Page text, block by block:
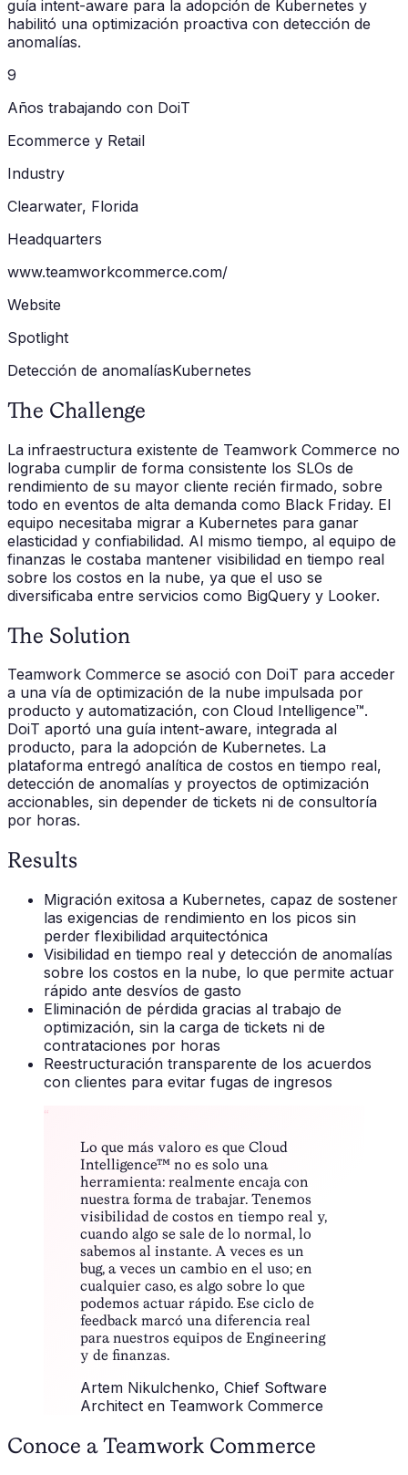
guía intent-aware para la adopción de Kubernetes y
habilitó una optimización proactiva con detección de
anomalías.
9
Años trabajando con DoiT
Ecommerce y Retail
Industry
Clearwater, Florida
Headquarters
www.teamworkcommerce.com/
Website
Spotlight
Detección de anomalíasKubernetes
The Challenge
La infraestructura existente de Teamwork Commerce no
lograba cumplir de forma consistente los SLOs de
rendimiento de su mayor cliente recién firmado, sobre
todo en eventos de alta demanda como Black Friday. El
equipo necesitaba migrar a Kubernetes para ganar
elasticidad y confiabilidad. Al mismo tiempo, al equipo de
finanzas le costaba mantener visibilidad en tiempo real
sobre los costos en la nube, ya que el uso se
diversificaba entre servicios como BigQuery y Looker.
The Solution
Teamwork Commerce se asoció con DoiT para acceder
a una vía de optimización de la nube impulsada por
producto y automatización, con Cloud Intelligence™.
DoiT aportó una guía intent-aware, integrada al
producto, para la adopción de Kubernetes. La
plataforma entregó analítica de costos en tiempo real,
detección de anomalías y proyectos de optimización
accionables, sin depender de tickets ni de consultoría
por horas.
Results
Migración exitosa a Kubernetes, capaz de sostener
las exigencias de rendimiento en los picos sin
perder flexibilidad arquitectónica
Visibilidad en tiempo real y detección de anomalías
sobre los costos en la nube, lo que permite actuar
rápido ante desvíos de gasto
Eliminación de pérdida gracias al trabajo de
optimización, sin la carga de tickets ni de
contrataciones por horas
Reestructuración transparente de los acuerdos
con clientes para evitar fugas de ingresos
“
Lo que más valoro es que Cloud
Intelligence™ no es solo una
herramienta: realmente encaja con
nuestra forma de trabajar. Tenemos
visibilidad de costos en tiempo real y,
cuando algo se sale de lo normal, lo
sabemos al instante. A veces es un
bug, a veces un cambio en el uso; en
cualquier caso, es algo sobre lo que
podemos actuar rápido. Ese ciclo de
feedback marcó una diferencia real
para nuestros equipos de Engineering
y de finanzas.
Artem Nikulchenko, Chief Software
Architect en Teamwork Commerce
Conoce a Teamwork Commerce